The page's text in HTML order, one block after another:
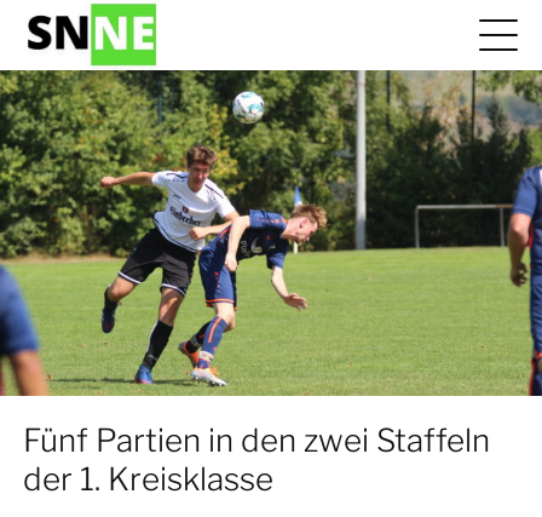
Fünf Partien in den zwei Staffeln
der 1. Kreisklasse